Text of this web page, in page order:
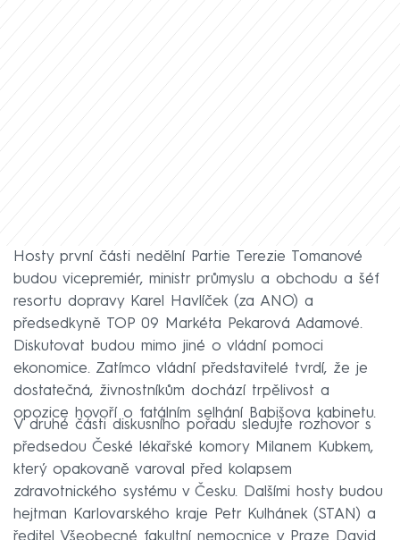
Hosty první části nedělní Partie Terezie Tomanové
budou vicepremiér, ministr průmyslu a obchodu a šéf
resortu dopravy Karel Havlíček (za ANO) a
předsedkyně TOP 09 Markéta Pekarová Adamové.
Diskutovat budou mimo jiné o vládní pomoci
ekonomice. Zatímco vládní představitelé tvrdí, že je
dostatečná, živnostníkům dochází trpělivost a
opozice hovoří o fatálním selhání Babišova kabinetu.
V druhé části diskusního pořadu sledujte rozhovor s
předsedou České lékařské komory Milanem Kubkem,
který opakovaně varoval před kolapsem
zdravotnického systému v Česku. Dalšími hosty budou
hejtman Karlovarského kraje Petr Kulhánek (STAN) a
ředitel Všeobecné fakultní nemocnice v Praze David